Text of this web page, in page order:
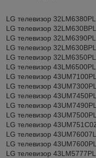
LG телевизор
LG телевизор
LG телевизор
LG телевизор
LG телевизор
LG телевизор
LG телевизор
LG телевизор
LG телевизор
LG телевизор
LG телевизор
LG телевизор
LG телевизор
LG телевизор
LG телевизор